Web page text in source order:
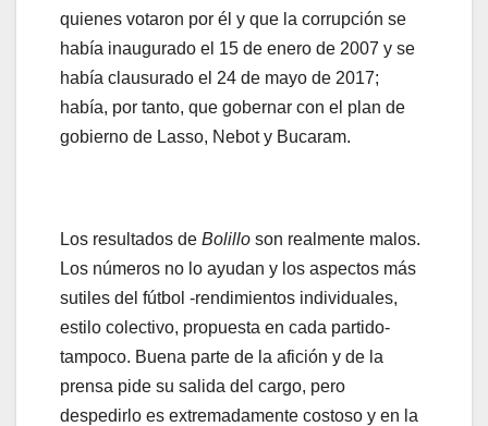
quienes votaron por él y que la corrupción se
había inaugurado el 15 de enero de 2007 y se
había clausurado el 24 de mayo de 2017;
había, por tanto, que gobernar con el plan de
gobierno de Lasso, Nebot y Bucaram.
Los resultados de Bolillo son realmente malos.
Los números no lo ayudan y los aspectos más
sutiles del fútbol -rendimientos individuales,
estilo colectivo, propuesta en cada partido-
tampoco. Buena parte de la afición y de la
prensa pide su salida del cargo, pero
despedirlo es extremadamente costoso y en la